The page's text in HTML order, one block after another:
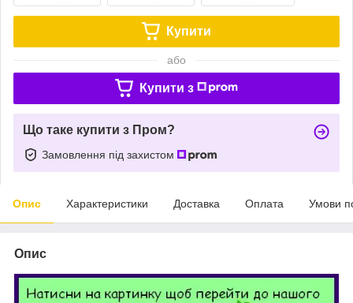
Купити
або
Купити з
Що таке купити з Пром?
Замовлення під захистом
Опис Характеристики Доставка Оплата Умови
Опис